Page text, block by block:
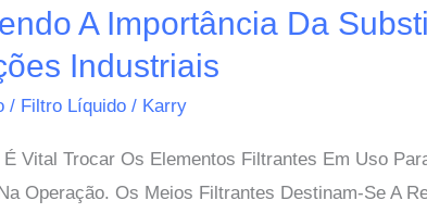
A Importância Da
Industriais
/ Filtro Líquido / Karry
Vital Trocar Os Elementos Filtrantes Em Uso
Operação. Os Meios Filtrantes Destinam-Se A